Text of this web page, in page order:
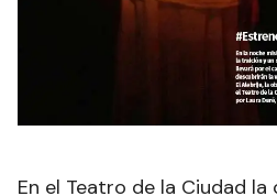
En el Teatro de la Ciudad